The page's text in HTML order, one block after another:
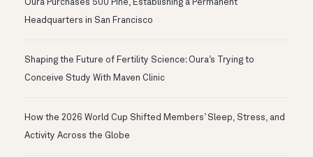
Oura Purchases 500 Pine, Establishing a Permanent
Headquarters in San Francisco
Shaping the Future of Fertility Science: Oura’s Trying to
Conceive Study With Maven Clinic
How the 2026 World Cup Shifted Members’ Sleep, Stress, and
Activity Across the Globe